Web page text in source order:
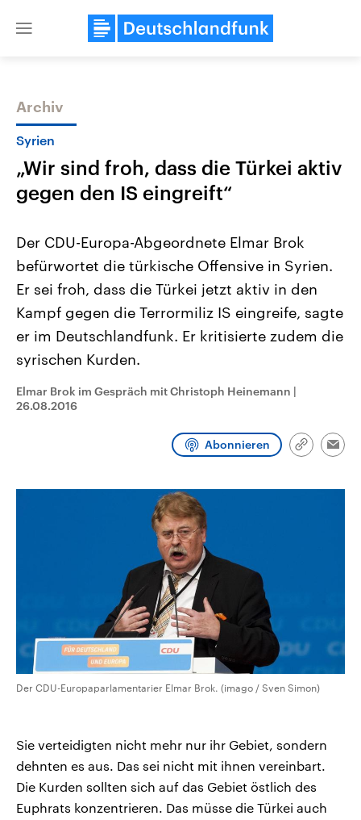
Close
Themen
Landtagswahl Sachsen-Anhalt
2026
Alle Informationen
Sachsen-Anhalt wählt am 6.
September 2026 einen neuen
Landtag. Seit 2021 wird das
Bundesland von einer Koalition aus
CDU, SPD und FDP regiert.-
Umfragen, Prognosen,
Wahlprogramme, aktuelle Berichte
und Hintergründe zu den Parteien
Aktuelle Beiträge,
Hintergründe
Wirtschaftlich und
gehören die Vereinigten
den mächtigsten Ländern
Sendungen
Archiv
Syrien
„Wir sind froh, dass die Türkei aktiv
gegen den IS eingreift“
Der CDU-Europa-Abgeordnete Elmar Brok
befürwortet die türkische Offensive in Syrien.
Er sei froh, dass die Türkei jetzt aktiv in den
Kampf gegen die Terrormiliz IS eingreife, sagte
er im Deutschlandfunk. Er kritisierte zudem die
syrischen Kurden.
Elmar Brok im Gespräch mit Christoph Heinemann |
26.08.2016
Abonnieren
Link
Der CDU-Europaparlamentarier Elmar Brok. (imago / Sven Simon)
Sie verteidigten nicht mehr nur ihr Gebiet, sondern
dehnten es aus. Das sei nicht mit ihnen vereinbart.
Die Kurden sollten sich auf das Gebiet östlich des
Euphrats konzentrieren. Das müsse die Türkei auch